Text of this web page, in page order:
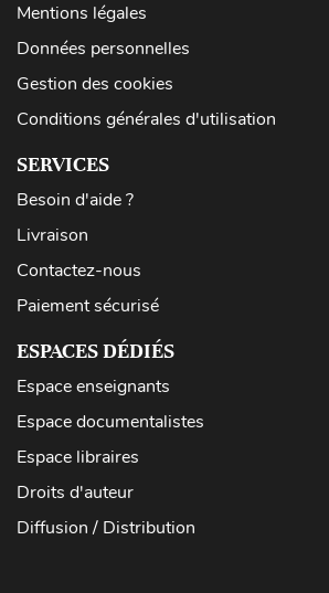
Mentions légales
Données personnelles
Gestion des cookies
Conditions générales d'utilisation
SERVICES
Besoin d'aide ?
Livraison
Contactez-nous
Paiement sécurisé
ESPACES DÉDIÉS
Espace enseignants
Espace documentalistes
Espace libraires
Droits d'auteur
Diffusion / Distribution